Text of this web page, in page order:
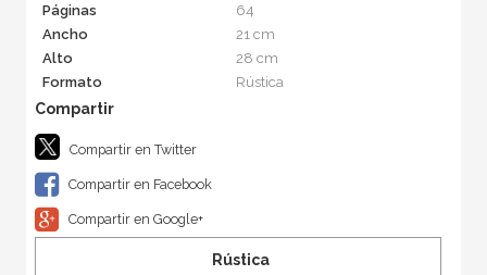
Páginas
64
Ancho
21 cm
Alto
28 cm
Formato
Rústica
Compartir en Twitter
Compartir en Facebook
Compartir en Google+
Rústica